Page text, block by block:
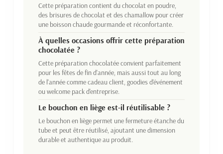
Cette préparation contient du chocolat en poudre,
des brisures de chocolat et des chamallow pour créer
une boisson chaude gourmande et réconfortante.
À quelles occasions offrir cette préparation
chocolatée ?
Cette préparation chocolatée convient parfaitement
pour les fêtes de fin d'année, mais aussi tout au long
de l'année comme cadeau client, goodies d'événement
ou welcome pack d'entreprise.
Le bouchon en liège est-il réutilisable ?
Le bouchon en liège permet une fermeture étanche du
tube et peut être réutilisé, ajoutant une dimension
durable et authentique au produit.